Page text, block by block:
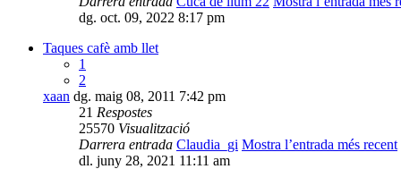
dg. oct. 09, 2022 8:17 pm
Taques cafè amb llet
1
2
xaan dg. maig 08, 2011 7:42 pm
21 Respostes
25570 Visualització
Darrera entrada Claudia_gi Mostra l’entrada més recent
dl. juny 28, 2021 11:11 am